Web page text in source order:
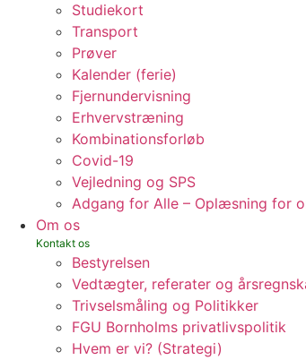
Studiekort
Transport
Prøver
Kalender (ferie)
Fjernundervisning
Erhvervstræning
Kombinationsforløb
Covid-19
Vejledning og SPS
Adgang for Alle – Oplæsning for
Om os
Bestyrelsen
Vedtægter, referater og
Trivselsmåling og Politikker
FGU Bornholms privatlivspolitik
Hvem er vi? (Strategi)